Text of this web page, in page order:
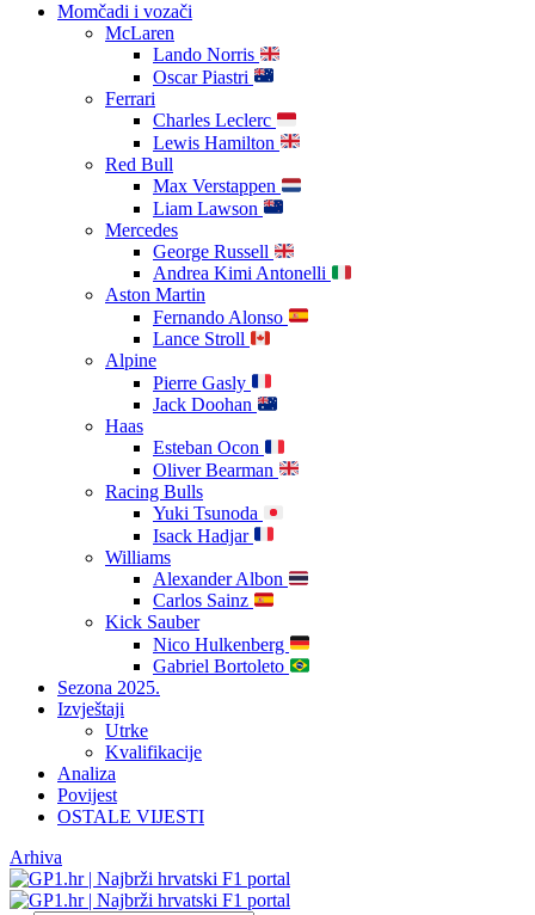
Momčadi i vozači
McLaren
Lando Norris
Oscar Piastri
Ferrari
Charles Leclerc
Lewis Hamilton
Red Bull
Max Verstappen
Liam Lawson
Mercedes
George Russell
Andrea Kimi Antonelli
Aston Martin
Fernando Alonso
Lance Stroll
Alpine
Pierre Gasly
Jack Doohan
Haas
Esteban Ocon
Oliver Bearman
Racing Bulls
Yuki Tsunoda
Isack Hadjar
Williams
Alexander Albon
Carlos Sainz
Kick Sauber
Nico Hulkenberg
Gabriel Bortoleto
Sezona 2025.
Izvještaji
Utrke
Kvalifikacije
Analiza
Povijest
OSTALE VIJESTI
Arhiva